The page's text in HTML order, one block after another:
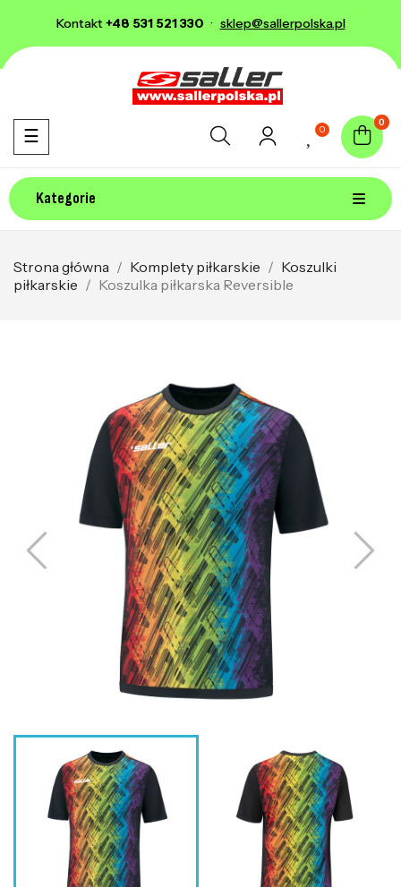
Kontakt+48 531 521 330 · sklep@sallerpolska.pl
0
0
Kategorie
Toggle navigation
☰
Strona główna Komplety piłkarskie
Koszulki
piłkarskie
Koszulka piłkarska Reversible